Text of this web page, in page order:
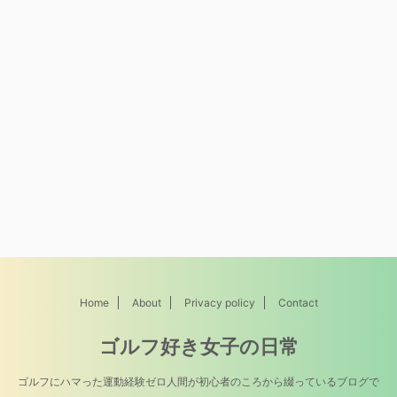
Home About Privacy policy Contact
ゴルフ好き女子の日常
ゴルフにハマった運動経験ゼロ人間が初心者のころから綴っているブログで